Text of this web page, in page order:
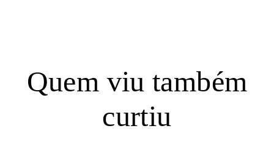
Quem viu também
curtiu